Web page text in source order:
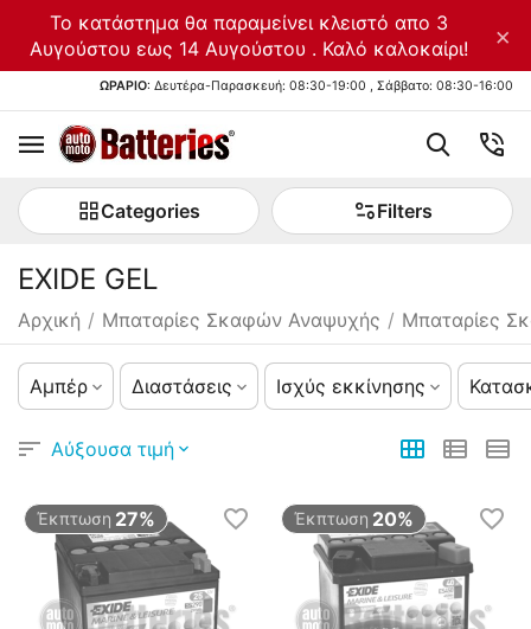
Το κατάστημα θα παραμείνει κλειστό απο 3
Αυγούστου εως 14 Αυγούστου . Καλό καλοκαίρι!
×
ΩΡΑΡΙΟ: Δευτέρα-Παρασκευή: 08:30-19:00 , Σάββατο: 08:30-16:00
Categories Filters
EXIDE GEL
Αρχική / Μπαταρίες Σκαφών Αναψυχής / Μπαταρίες
Αμπέρ Διαστάσεις Ισχύς εκκίνησης
Αύξουσα τιμή
Έκπτωση 27% Έκπτωση 20%